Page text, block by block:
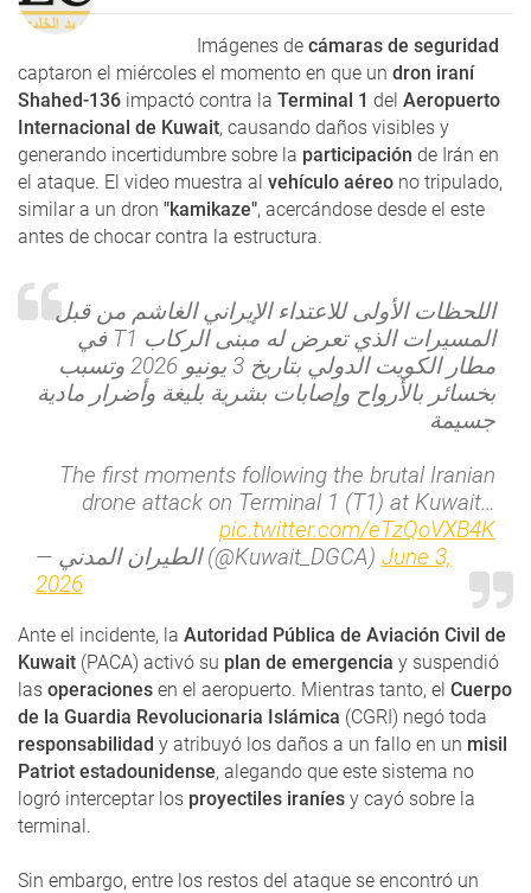
Imágenes de cámaras de seguridad
captaron el miércoles el momento en que un dron iraní
Shahed-136 impactó contra la Terminal 1 del Aeropuerto
Internacional de Kuwait, causando daños visibles y
generando incertidumbre sobre la participación de Irán en
el ataque. El video muestra al vehículo aéreo no tripulado,
similar a un dron "kamikaze", acercándose desde el este
antes de chocar contra la estructura.
اللحظات الأولى للاعتداء الإيراني الغاشم من قبل
المسيرات الذي تعرض له مبنى الركاب T1 في
مطار الكويت الدولي بتاريخ 3 يونيو 2026 وتسبب
بخسائر بالأرواح وإصابات بشرية بليغة وأضرار مادية
جسيمة
The first moments following the brutal Iranian
drone attack on Terminal 1 (T1) at Kuwait…
pic.twitter.com/eTzQoVXB4K
— الطيران المدني (@Kuwait_DGCA) June 3,
2026
Ante el incidente, la Autoridad Pública de Aviación Civil de
Kuwait (PACA) activó su plan de emergencia y suspendió
las operaciones en el aeropuerto. Mientras tanto, el Cuerpo
de la Guardia Revolucionaria Islámica (CGRI) negó toda
responsabilidad y atribuyó los daños a un fallo en un misil
Patriot estadounidense, alegando que este sistema no
logró interceptar los proyectiles iraníes y cayó sobre la
terminal.
Sin embargo, entre los restos del ataque se encontró un